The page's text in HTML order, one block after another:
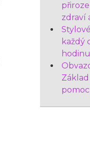
zdraví
každý
hodinu